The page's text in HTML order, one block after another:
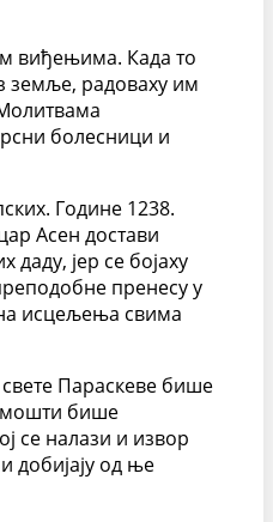
виђењима. Када то
земље, радоваху им
болесници и
Године 1238.
Асен достави
јер се бојаху
пренесу у
исцељења свима
Параскеве бише
мошти бише
се налази и извор
добијају од ње